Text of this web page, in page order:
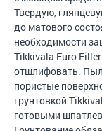
Твердую,
до матового
необходимости
Tikkivala Euro
отшлифовать.
пористые
грунтовкой
готовыми